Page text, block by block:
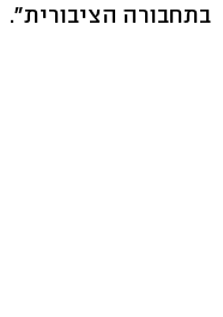
בתחבורה הציבורית".